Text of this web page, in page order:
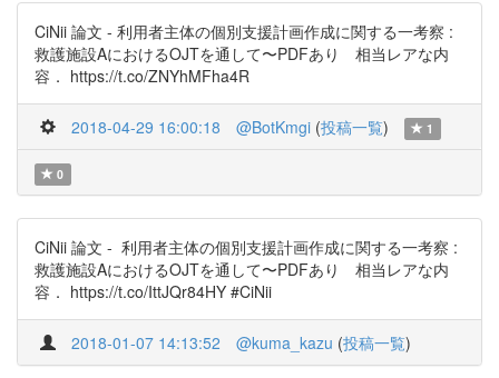
CiNii 論文 - 利用者主体の個別支援計画作成に関する一考察 :
救護施設AにおけるOJTを通して〜PDFあり 相当レアな内
容． https://t.co/ZNYhMFha4R
2018-04-29 16:00:18 @BotKmgi (投稿一覧) 1
0
CiNii 論文 - 利用者主体の個別支援計画作成に関する一考察 :
救護施設AにおけるOJTを通して〜PDFあり 相当レアな内
容． https://t.co/IttJQr84HY #CiNii
2018-01-07 14:13:52 @kuma_kazu (投稿一覧)